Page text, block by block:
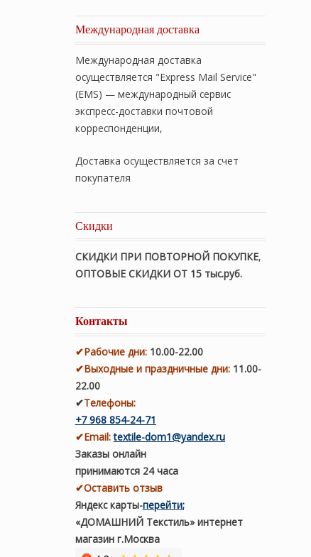
Международная доставка
Международная доставка
осуществляется "Express Mail Service"
(EMS) — международный сервис
экспресс-доставки почтовой
корреспонденции,
Доставка осуществляется за счет
покупателя
Скидки
СКИДКИ ПРИ ПОВТОРНОЙ ПОКУПКЕ,
ОПТОВЫЕ СКИДКИ ОТ 15 тыс.руб.
Контакты
✔Рабочие дни: 10.00-22.00
✔Выходные и праздничные дни:11.00-
22.00
✔Телефоны:
+7 968 854-24-71
✔Email: textile-dom1@yandex.ru
Заказы онлайн
принимаются 24 часа
✔Оставить отзыв
Яндекс карты-перейти;
«ДОМАШНИЙ Текстиль» интернет
магазин г.Москва